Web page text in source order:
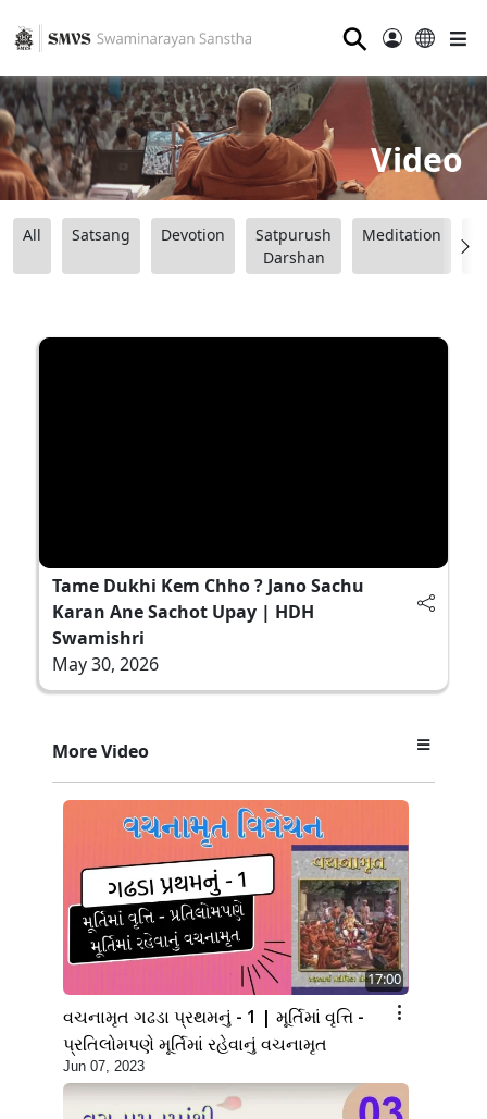
⚲
Video
All Satsang Devotion
Satpurush
Darshan
Meditation
Tame Dukhi Kem Chho ? Jano Sachu
Karan Ane Sachot Upay | HDH
Swamishri
May 30, 2026
More Video
17:00
વચનામૃત ગઢડા પ્રથમનું - 1 | મૂર્તિમાં વૃત્તિ -
પ્રતિલોમપણે મૂર્તિમાં રહેવાનું વચનામૃત
Jun 07, 2023